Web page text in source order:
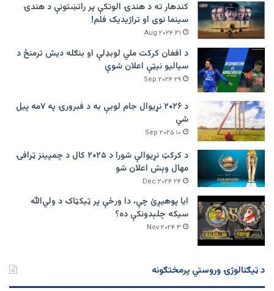
کندهار ته د هندۍ الوتکې پر راتښتونې د هندۍ
سینما نوی او تراژيديک فلم!
۳۱ Aug ۲۰۲۴
د افغان کرکت ملي لوبډلې او بنګله دیش ترمنځ د
سیالیو نیټې اعلان شوې
۲۹ Sep ۲۰۲۴
د ۲۰۲۶ نړیوال جام لوبې به د فبرورۍ په ۷مه پیل
شي
۱۰ Sep ۲۰۲۵
د کرکټ نړیوالې شورا د ۲۰۲۵ کال د چمپینز ټرافۍ
مهال وېش اعلان شو
۲۴ Dec ۲۰۲۴
ایا پوهیږئ چې، دا ورځې پر ټيکټاک د ولي‌الله
سیکه چلېدونکې ده؟
۳ Nov ۲۰۲۴
د ټیګنالوژۍ وروستي پرمختګونه